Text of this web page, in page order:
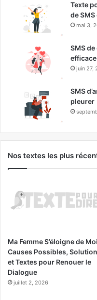
Texte
de
mai 3,
SMS
juin 27,
SMS
pleurer
Nos textes les plus
Ma Femme S’éloigne de
Causes Possibles,
et Textes pour Renouer le
Dialogue
juillet 2, 2026